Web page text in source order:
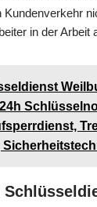
in der Arbeit